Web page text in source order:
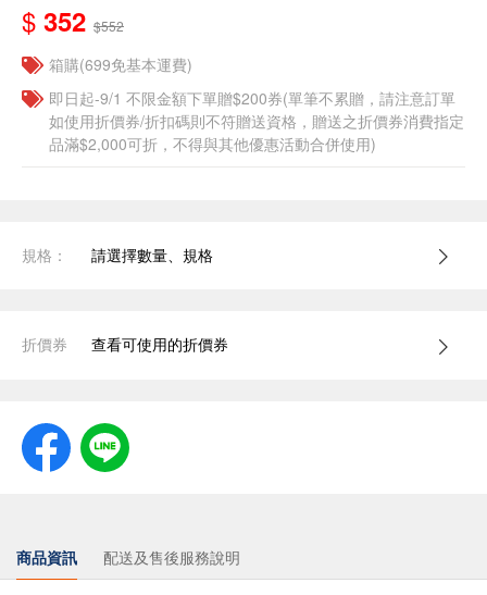
$ 352 $552
箱購(699免基本運費)
即日起-9/1 不限金額下單贈$200券(單筆不累贈，請注意訂單
如使用折價券/折扣碼則不符贈送資格，贈送之折價券消費指定
品滿$2,000可折，不得與其他優惠活動合併使用)
規格： 請選擇數量、規格
折價券 查看可使用的折價券
商品資訊 配送及售後服務說明